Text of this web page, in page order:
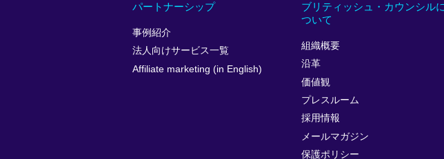
パートナーシップ
事例紹介
法人向けサービス一覧
Affiliate marketing (in English)
ブリティッシュ・カウンシルに
ついて
組織概要
沿革
価値観
プレスルーム
採用情報
メールマガジン
保護ポリシー